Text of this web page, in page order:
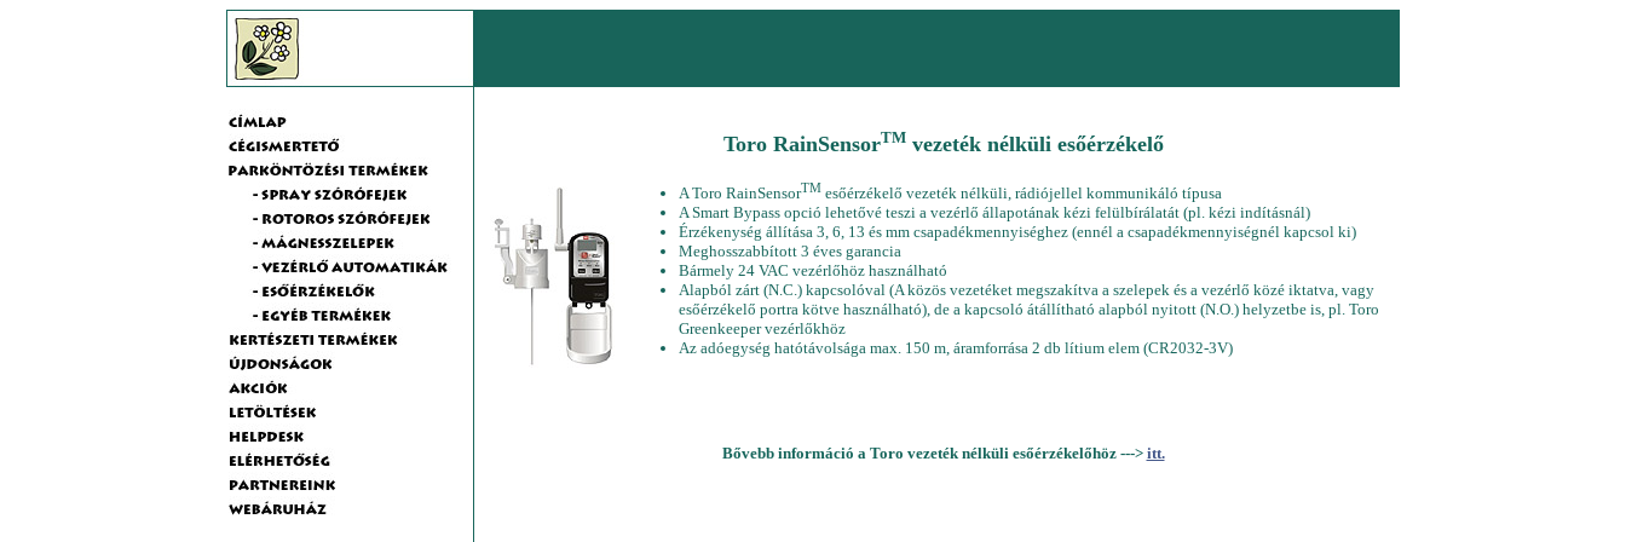
Toro RainSensorTMvezeték nélküli esőérzékelő
A Toro RainSensorTM esőérzékelő vezeték nélküli, rádiójellel kommunikáló típusa
A Smart Bypass opció lehetővé teszi a vezérlő állapotának kézi felülbírálatát (pl. kézi indításnál)
Érzékenység állítása 3, 6, 13 és mm csapadékmennyiséghez (ennél a csapadékmennyiségnél kapcsol ki)
Meghosszabbított 3 éves garancia
Bármely 24 VAC vezérlőhöz használható
Alapból zárt (N.C.) kapcsolóval (A közös vezetéket megszakítva a szelepek és a vezérlő közé iktatva, vagy
esőérzékelő portra kötve használható), de a kapcsoló átállítható alapból nyitott (N.O.) helyzetbe is, pl. Toro
Greenkeeper vezérlőkhöz
Az adóegység hatótávolsága max. 150 m, áramforrása 2 db lítium elem (CR2032-3V)
Bővebb információ a Toro vezeték nélküli esőérzékelőhöz ---> itt.